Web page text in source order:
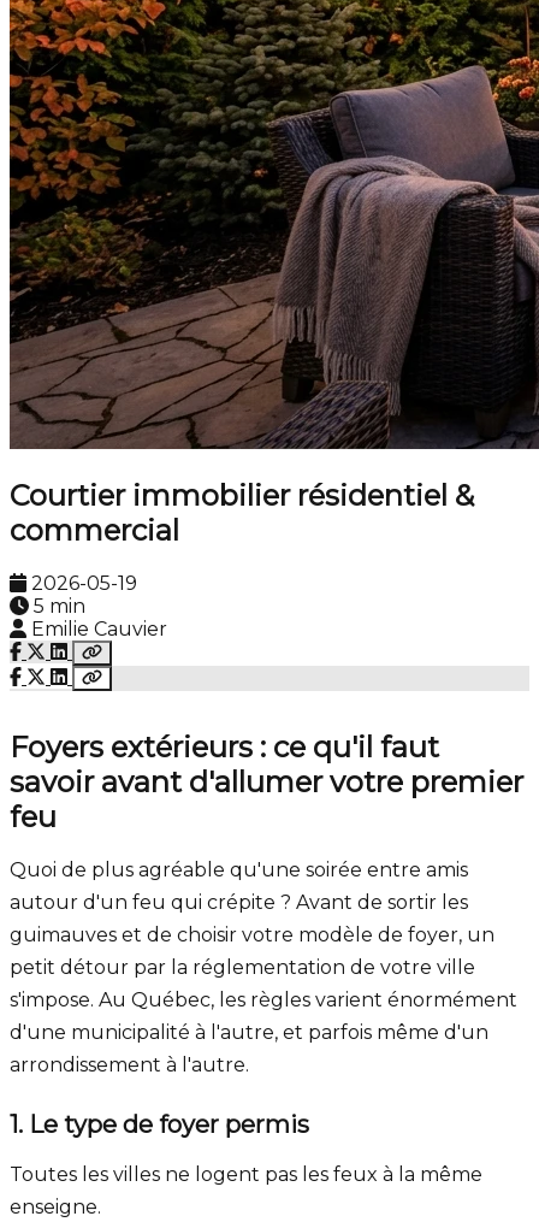
Courtier immobilier résidentiel &
commercial
2026-05-19
5 min
Emilie Cauvier
Foyers extérieurs : ce qu'il faut
savoir avant d'allumer votre premier
feu
Quoi de plus agréable qu'une soirée entre amis
autour d'un feu qui crépite ? Avant de sortir les
guimauves et de choisir votre modèle de foyer, un
petit détour par la réglementation de votre ville
s'impose. Au Québec, les règles varient énormément
d'une municipalité à l'autre, et parfois même d'un
arrondissement à l'autre.
1. Le type de foyer permis
Toutes les villes ne logent pas les feux à la même
enseigne.